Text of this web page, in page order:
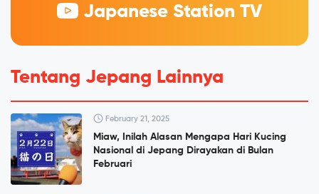
Japanese Station TV
Tentang Jepang Lainnya
February 21, 2025
Miaw, Inilah Alasan Mengapa Hari Kucing
Nasional di Jepang Dirayakan di Bulan
Februari